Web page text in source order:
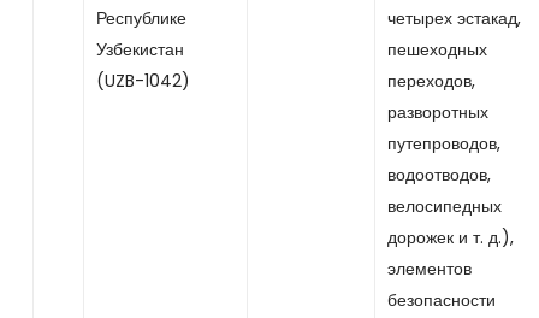
Республике
Узбекистан
(UZB-1042)
четырех эстакад,
пешеходных
переходов,
разворотных
путепроводов,
водоотводов,
велосипедных
дорожек и т. д.),
элементов
безопасности